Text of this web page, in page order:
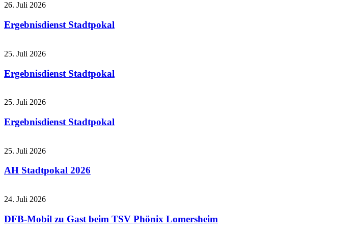
26. Juli 2026
Ergebnisdienst Stadtpokal
25. Juli 2026
Ergebnisdienst Stadtpokal
25. Juli 2026
Ergebnisdienst Stadtpokal
25. Juli 2026
AH Stadtpokal 2026
24. Juli 2026
DFB-Mobil zu Gast beim TSV Phönix Lomersheim